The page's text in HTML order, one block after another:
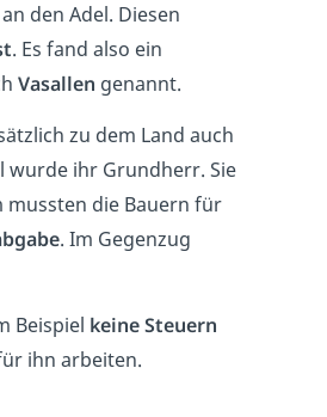
den Adel. Diesen
. Es fand also ein
Vasallen genannt.
zu dem Land auch
wurde ihr Grundherr. Sie
die Bauern für
. Im Gegenzug
Beispiel keine Steuern
ihn arbeiten.